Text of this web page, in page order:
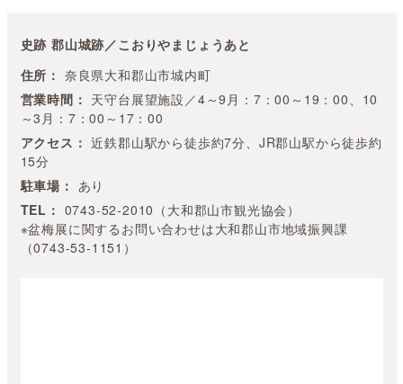
史跡 郡山城跡／こおりやまじょうあと
住所： 奈良県大和郡山市城内町
営業時間： 天守台展望施設／4～9月：7：00～19：00、10
～3月：7：00～17：00
アクセス： 近鉄郡山駅から徒歩約7分、JR郡山駅から徒歩約
15分
駐車場： あり
TEL： 0743-52-2010（大和郡山市観光協会）
※盆梅展に関するお問い合わせは大和郡山市地域振興課
（0743-53-1151）